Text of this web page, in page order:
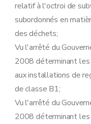
relatif à l'octroi de
subordonnés en
des déchets;
Vu l'arrêté du
2008 déterminant
aux installations de
de classe B1;
Vu l'arrêté du
2008 déterminant